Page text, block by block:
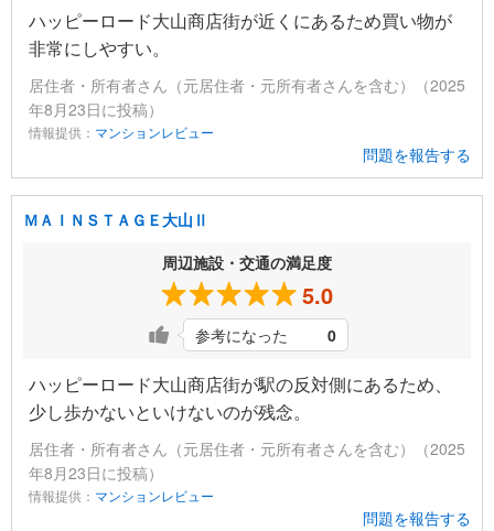
ハッピーロード大山商店街が近くにあるため買い物が
非常にしやすい。
居住者・所有者さん（元居住者・元所有者さんを含む）（2025
年8月23日に投稿）
情報提供： マンションレビュー
問題を報告する
ＭＡＩＮＳＴＡＧＥ大山Ⅱ
周辺施設・交通の満足度
5.0
参考になった 0
ハッピーロード大山商店街が駅の反対側にあるため、
少し歩かないといけないのが残念。
居住者・所有者さん（元居住者・元所有者さんを含む）（2025
年8月23日に投稿）
情報提供： マンションレビュー
問題を報告する